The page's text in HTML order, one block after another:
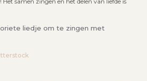
liedje om te zingen met